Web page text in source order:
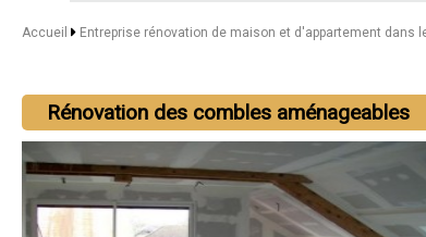
Accueil Entreprise rénovation de maison et d'appartement dans
Rénovation des combles aménageables